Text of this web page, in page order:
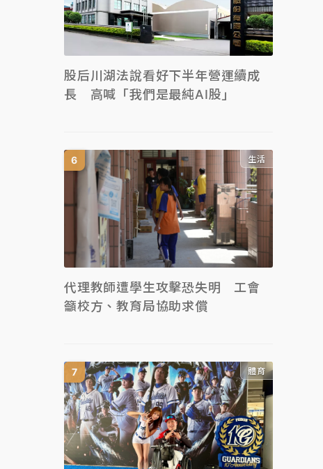
股后川湖法說看好下半年營運續成
長 高喊「我們是最純AI股」
生活
代理教師遭學生攻擊恐失明 工會
籲校方、教育局協助求償
體育